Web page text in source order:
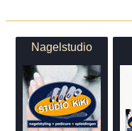
Nagelstudio